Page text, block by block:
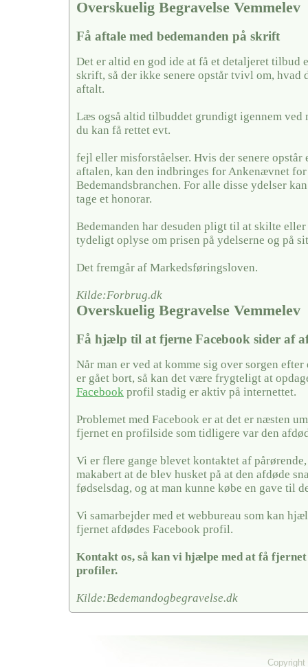
Overskuelig Begravelse Vemmelev
Få aftale med bedemanden på skrift
Det er altid en god ide at få et detaljeret tilbud
skrift, så der ikke senere opstår tvivl om, hvad
aftalt.
Læs også altid tilbuddet grundigt igennem ved
du kan få rettet evt.
fejl eller misforståelser. Hvis der senere opstår
aftalen, kan den indbringes for Ankenævnet for
Bedemandsbranchen. For alle disse ydelser
tage et honorar.
Bedemanden har desuden pligt til at skilte eller
tydeligt oplyse om prisen på ydelserne og på
Det fremgår af Markedsføringsloven.
Kilde:Forbrug.dk
Overskuelig Begravelse Vemmelev
Få hjælp til at fjerne Facebook sider af
Når man er ved at komme sig over sorgen
er gået bort, så kan det være frygteligt at
Facebook profil stadig er aktiv på internettet.
Problemet med Facebook er at det er næsten
fjernet en profilside som tidligere var den
Vi er flere gange blevet kontaktet af
makabert at de blev husket på at den afdøde
fødselsdag, og at man kunne købe en gave til
Vi samarbejder med et webbureau som kan
fjernet afdødes Facebook profil.
Kontakt os, så kan vi hjælpe med at få fjernet
profiler.
Kilde:Bedemandogbegravelse.dk